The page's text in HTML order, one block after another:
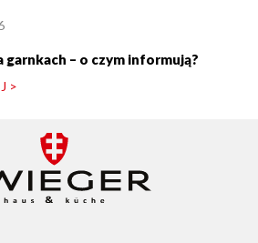
garnkach – o czym informują?
>